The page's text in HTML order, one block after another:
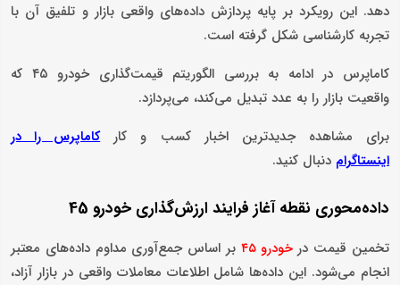
دهد. این رویکرد بر پایه پردازش داده‌های واقعی بازار و تلفیق آن با
تجربه کارشناسی شکل گرفته است.
کاماپرس در ادامه به بررسی الگوریتم قیمت‌گذاری خودرو ۴۵ که
واقعیت بازار را به عدد تبدیل می‌کند، می‌پردازد.
برای مشاهده جدیدترین اخبار کسب و کارکاماپرس را در
اینستاگرام دنبال کنید.
داده‌محوری نقطه آغاز فرایند ارزش‌گذاری خودرو 45
تخمین قیمت درخودرو ۴۵
بر اساس جمع‌آوری مداوم داده‌های معتبر
انجام می‌شود. این داده‌ها شامل اطلاعات معاملات واقعی در بازار آزاد،